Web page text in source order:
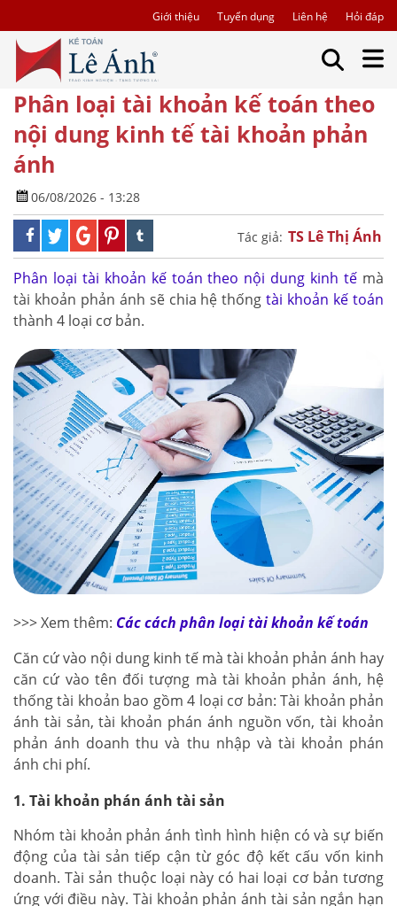
Giới thiệu Tuyển dụng Liên hệ Hỏi đáp
Phân loại tài khoản kế toán theo
nội dung kinh tế tài khoản phản
ánh
06/08/2026 - 13:28
Tác giả: TS Lê Thị Ánh
Phân loại tài khoản kế toán theo nội dung kinh tế mà
tài khoản phản ánh sẽ chia hệ thốngtài khoản kế toán
thành 4 loại cơ bản.
>>> Xem thêm: Các cách phân loại tài khoản kế toán
Căn cứ vào nội dung kinh tế mà tài khoản phản ánh hay
căn cứ vào tên đối tượng mà tài khoản phản ánh, hệ
thống tài khoản bao gồm 4 loại cơ bản: Tài khoản phản
ánh tài sản, tài khoản phán ánh nguồn vốn, tài khoản
phản ánh doanh thu và thu nhập và tài khoản phán
ánh chi phí.
1. Tài khoản phán ánh tài sản
Nhóm tài khoản phản ánh tình hình hiện có và sự biến
động của tài sản tiếp cận từ góc độ kết cấu vốn kinh
doanh. Tài sản thuộc loại này có hai loại cơ bản tương
ứng với điều này. Tài khoản phản ánh tài sản ngắn hạn